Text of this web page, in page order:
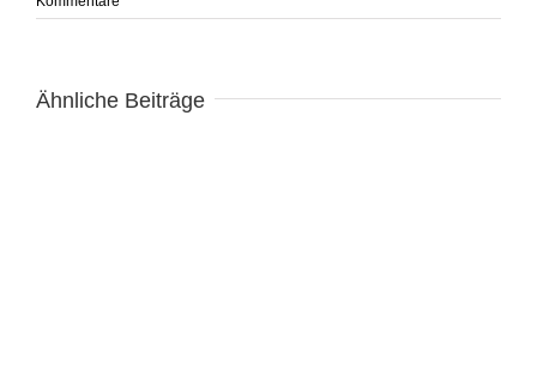
Ähnliche Beiträge